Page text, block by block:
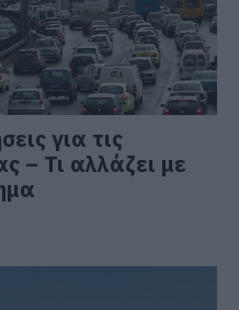
για τις
– Τι αλλάζει με